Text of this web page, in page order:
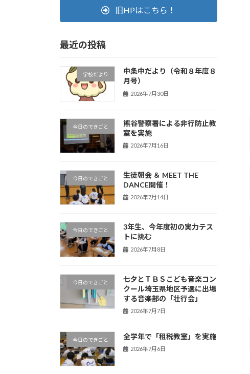
旧HPはこちら！
最近の投稿
学校だより
中条中だより（令和８年度８
月号）
2026年7月30日
今日のできごと
熊谷警察署による非行防止教
室を実施
2026年7月16日
今日のできごと
生徒朝会 ＆ MEET THE
DANCE開催！
2026年7月14日
今日のできごと
3年生、今年度初の実力テス
トに挑む
2026年7月8日
今日のできごと
七夕とＴＢＳこども音楽コン
クール埼玉県地区予選に出場
する音楽部の「壮行会」
2026年7月7日
今日のできごと 全学年で「租税教室」を実施
2026年7月6日